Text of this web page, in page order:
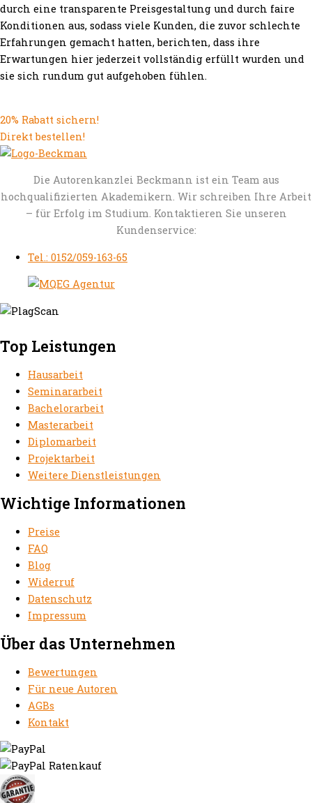
durch eine transparente Preisgestaltung und durch faire
Konditionen aus, sodass viele Kunden, die zuvor schlechte
Erfahrungen gemacht hatten, berichten, dass ihre
Erwartungen hier jederzeit vollständig erfüllt wurden und
sie sich rundum gut aufgehoben fühlen.
20% Rabatt sichern!
Direkt bestellen!
Die Autorenkanzlei Beckmann ist ein Team aus
hochqualifizierten Akademikern. Wir schreiben Ihre Arbeit
– für Erfolg im Studium. Kontaktieren Sie unseren
Kundenservice:
Tel.: 0152/059-163-65
Top Leistungen
Hausarbeit
Seminararbeit
Bachelorarbeit
Masterarbeit
Diplomarbeit
Projektarbeit
Weitere Dienstleistungen
Wichtige Informationen
Preise
FAQ
Blog
Widerruf
Datenschutz
Impressum
Über das Unternehmen
Bewertungen
Für neue Autoren
AGBs
Kontakt